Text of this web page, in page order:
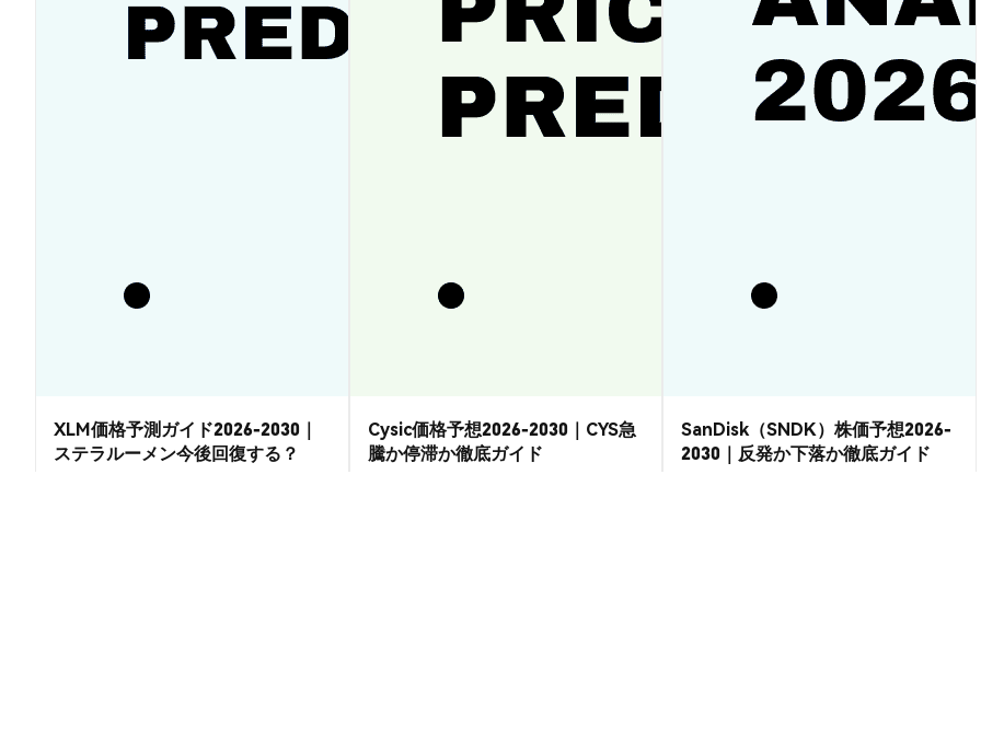
XLM価格予測ガイド2026-2030｜
ステラルーメン今後回復する？
Cysic価格予想2026-2030｜CYS急
騰か停滞か徹底ガイド
SanDisk（SNDK）株価予想2026-
2030｜反発か下落か徹底ガイド